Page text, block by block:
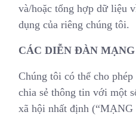
và/hoặc tổng hợp dữ liệu
dụng của riêng chúng tôi.
CÁC DIỄN ĐÀN
Chúng tôi có thể cho
chia sẻ thông tin với một
xã hội nhất định